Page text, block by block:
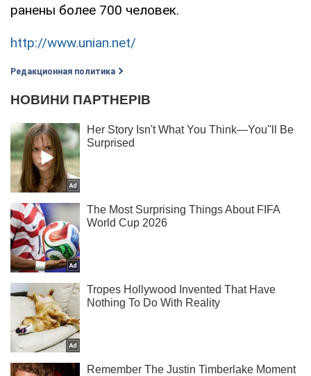
ранены более 700 человек.
http://www.unian.net/
Редакционная политика